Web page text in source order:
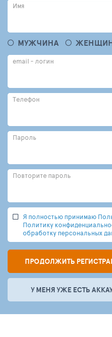
Имя
МУЖЧИНА
email - логин
Телефон
Пароль
Повторите пароль
Я полностью принимаю
Политику
обработку персональных
ПРОДОЛЖИТЬ
У МЕНЯ УЖЕ ЕСТЬ